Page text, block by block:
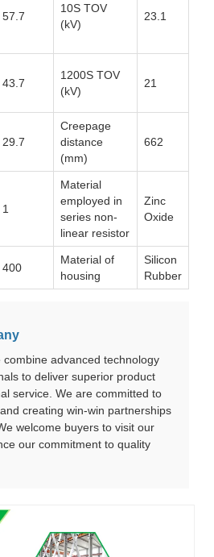
57.7
10S TOV
(kV)
23.1
43.7
1200S TOV
(kV)
21
29.7
Creepage
distance
(mm)
662
1
Material
employed in
series non-
linear resistor
Zinc
Oxide
400
Material of
housing
Silicon
Rubber
advanced technology
to deliver superior product
service. We are committed to
creating win-win partnerships
welcome buyers to visit our
our commitment to quality